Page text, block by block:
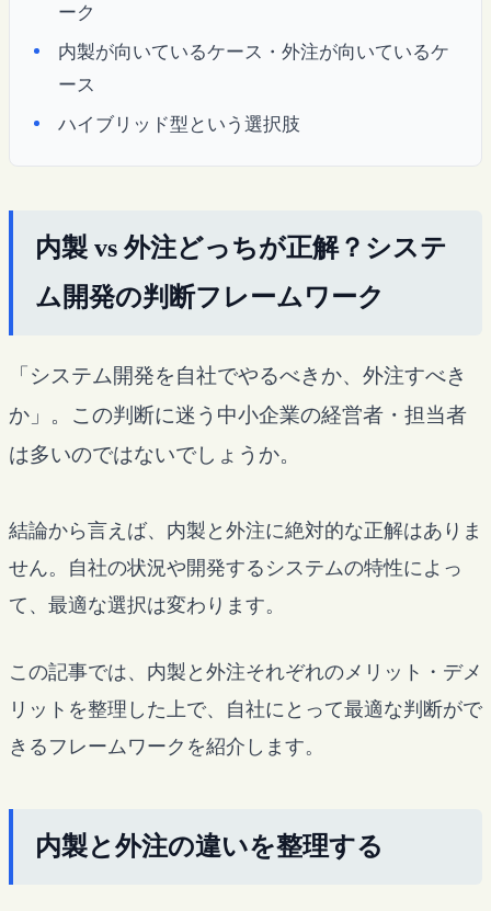
ーク
内製が向いているケース・外注が向いているケ
ース
ハイブリッド型という選択肢
内製 vs 外注どっちが正解？システ
ム開発の判断フレームワーク
「システム開発を自社でやるべきか、外注すべき
か」。この判断に迷う中小企業の経営者・担当者
は多いのではないでしょうか。
結論から言えば、内製と外注に絶対的な正解はありま
せん。自社の状況や開発するシステムの特性によっ
て、最適な選択は変わります。
この記事では、内製と外注それぞれのメリット・デメ
リットを整理した上で、自社にとって最適な判断がで
きるフレームワークを紹介します。
内製と外注の違いを整理する